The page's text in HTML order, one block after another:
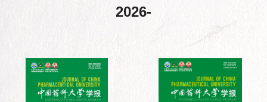
2026